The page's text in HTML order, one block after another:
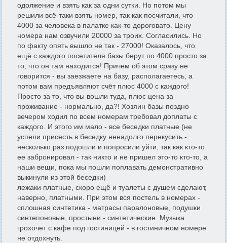
одолжение и взять как за одни сутки. Но потом мы
решили всё-таки взять номер, так как посчитали, что
4000 за человека в палатке как-то дороговато. Цену
номера нам озвучили 20000 за троих. Согласились. Но
по факту опять вышло не так - 27000! Оказалось, что
ещё с каждого посетителя базы берут по 4000 просто за
то, что он там находится! Причем об этом сразу не
говорится - вы заезжаете на базу, располагаетесь, а
потом вам предъявляют счёт плюс 4000 с каждого!
Просто за то, что вы вошли туда, плюс цена за
проживание - нормально, да?! Хозяин базы поздно
вечером ходил по всем номерам требовал доплаты с
каждого. И этого им мало - все беседки платные (не
успели присесть в беседку ненадолго перекусить -
несколько раз подошли и попросили уйти, так как кто-то
ее забронировал - так никто и не пришел это-то кто-то, а
наши вещи, пока мы пошли поплавать демонстративно
выкинули из этой беседки)
лежаки платные, скоро ещё и туалеты с душем сделают,
наверно, платными. При этом вся постель в номерах -
сплошная синтетика - матрасы паралоновые, подушки
синтепоновые, простыни - синтетические. Музыка
грохочет с кафе под гостиницей - в гостиничном номере
не отдохнуть.